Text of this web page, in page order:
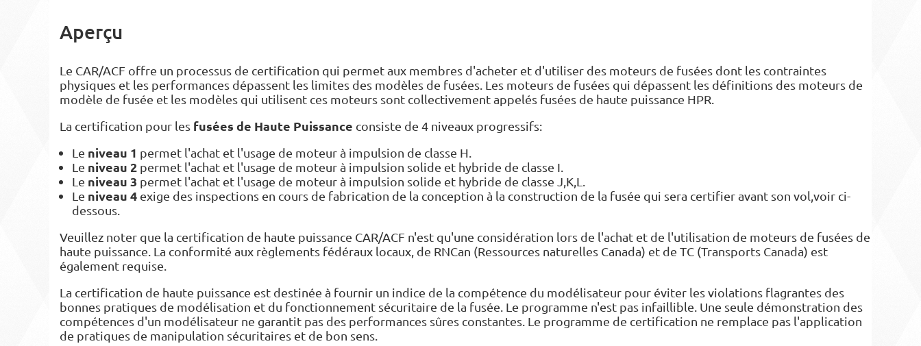
Aperçu
Le CAR/ACF offre un processus de certification qui permet aux membres d'acheter et d'utiliser des moteurs de fusées dont les contraintes
physiques et les performances dépassent les limites des modèles de fusées. Les moteurs de fusées qui dépassent les définitions des moteurs de
modèle de fusée et les modèles qui utilisent ces moteurs sont collectivement appelés fusées de haute puissance HPR.
La certification pour les fusées de Haute Puissance consiste de 4 niveaux progressifs:
Le niveau 1 permet l'achat et l'usage de moteur à impulsion de classe H.
Le niveau 2 permet l'achat et l'usage de moteur à impulsion solide et hybride de classe I.
Le niveau 3 permet l'achat et l'usage de moteur à impulsion solide et hybride de classe J,K,L.
Le niveau 4 exige des inspections en cours de fabrication de la conception à la construction de la fusée qui sera certifier avant son vol,voir ci-
dessous.
Veuillez noter que la certification de haute puissance CAR/ACF n'est qu'une considération lors de l'achat et de l'utilisation de moteurs de fusées de
haute puissance. La conformité aux règlements fédéraux locaux, de RNCan (Ressources naturelles Canada) et de TC (Transports Canada) est
également requise.
La certification de haute puissance est destinée à fournir un indice de la compétence du modélisateur pour éviter les violations flagrantes des
bonnes pratiques de modélisation et du fonctionnement sécuritaire de la fusée. Le programme n'est pas infaillible. Une seule démonstration des
compétences d'un modélisateur ne garantit pas des performances sûres constantes. Le programme de certification ne remplace pas l'application
de pratiques de manipulation sécuritaires et de bon sens.